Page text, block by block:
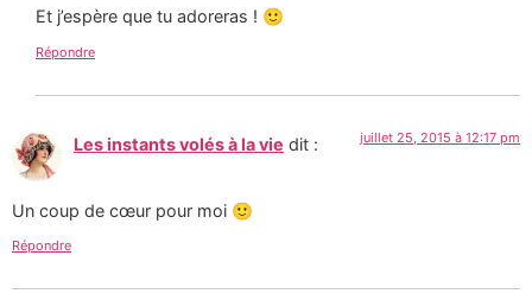
Et j’espère que tu adoreras ! 🙂
Répondre
Les instants volés à la vie dit : juillet 25, 2015 à 12:17 pm
Un coup de cœur pour moi 🙂
Répondre